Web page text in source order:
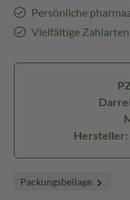
Persönliche
Vielfältige Zahlarten
Hersteller:
Packungsbeilage